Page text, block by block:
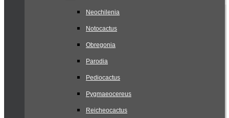
Neochilenia
Notocactus
Obregonia
Parodia
Pediocactus
Pygmaeocereus
Reicheocactus